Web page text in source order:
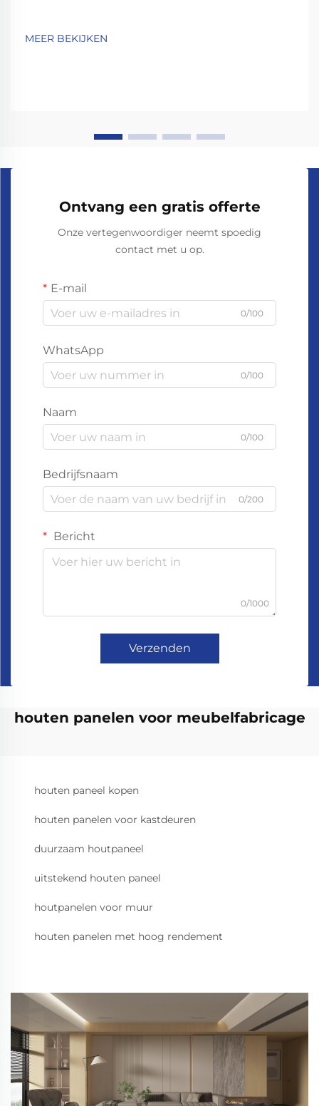
MEER BEKIJKEN
Ontvang een gratis offerte
Onze vertegenwoordiger neemt spoedig
contact met u op.
E-mail
0/100
WhatsApp
0/100
Naam
0/100
Bedrijfsnaam
0/200
Bericht
0/1000
Verzenden
houten panelen voor meubelfabricage
houten paneel kopen
houten panelen voor kastdeuren
duurzaam houtpaneel
uitstekend houten paneel
houtpanelen voor muur
houten panelen met hoog rendement